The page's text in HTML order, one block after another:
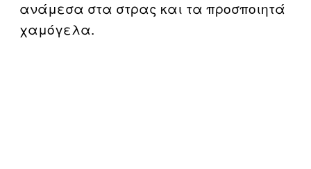
ανάμεσα στα στρας και τα προσποιητά
χαμόγελα.